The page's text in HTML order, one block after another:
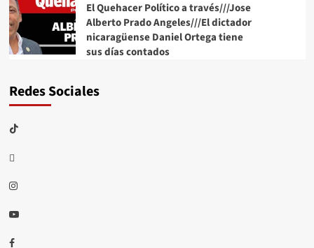
El Quehacer Político a través///Jose
Alberto Prado Angeles///El dictador
nicaragüense Daniel Ortega tiene
sus días contados
Redes Sociales
TikTok
threads
Instagram
Youtube
Facebook